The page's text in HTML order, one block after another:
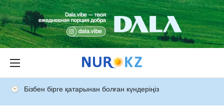
Бізбен бірге қатарынан болған күндеріңіз